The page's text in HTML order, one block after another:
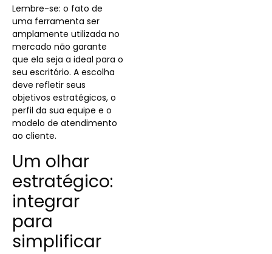
Lembre-se: o fato de
uma ferramenta ser
amplamente utilizada no
mercado não garante
que ela seja a ideal para o
seu escritório. A escolha
deve refletir seus
objetivos estratégicos, o
perfil da sua equipe e o
modelo de atendimento
ao cliente.
Um olhar
estratégico:
integrar
para
simplificar